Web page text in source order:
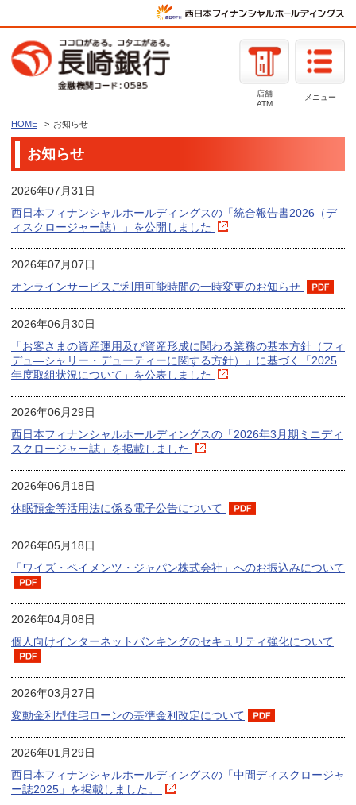
店舗
ATM
メニュー
HOME お知らせ
お知らせ
2026年07月31日
西日本フィナンシャルホールディングスの「統合報告書2026（デ
ィスクロージャー誌）」を公開しました
2026年07月07日
オンラインサービスご利用可能時間の一時変更のお知らせ
2026年06月30日
「お客さまの資産運用及び資産形成に関わる業務の基本方針（フィ
デュ―シャリー・デューティーに関する方針）」に基づく「2025
年度取組状況について」を公表しました
2026年06月29日
西日本フィナンシャルホールディングスの「2026年3月期ミニディ
スクロージャー誌」を掲載しました
2026年06月18日
休眠預金等活用法に係る電子公告について
2026年05月18日
「ワイズ・ペイメンツ・ジャパン株式会社」へのお振込みについて
2026年04月08日
個人向けインターネットバンキングのセキュリティ強化について
2026年03月27日
変動金利型住宅ローンの基準金利改定について
2026年01月29日
西日本フィナンシャルホールディングスの「中間ディスクロージャ
ー誌2025」を掲載しました。